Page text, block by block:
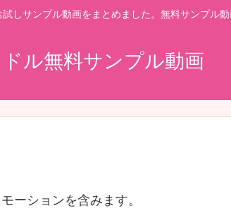
しサンプル動画をまとめました。無料サンプル動
ル無料サンプル動画
ーションを含みます。